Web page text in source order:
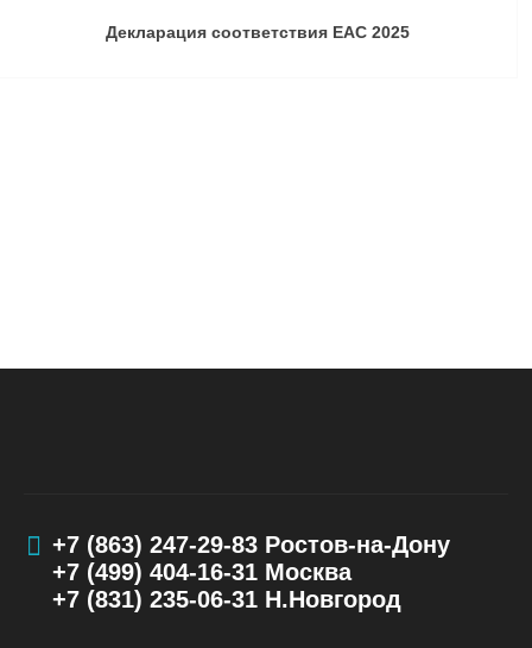
Декларация соответствия ЕАС 2025
+7 (863) 247-29-83Ростов-на-Дону
+7 (499) 404-16-31Москва
+7 (831) 235-06-31Н.Новгород